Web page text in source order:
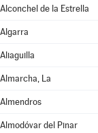
Alconchel de la Estrella
Algarra
Aliaguilla
Almarcha, La
Almendros
Almodóvar del Pinar